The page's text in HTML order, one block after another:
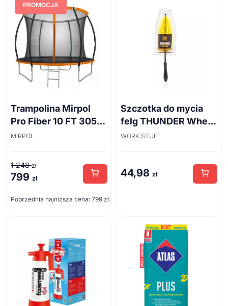
PROMOCJA
Trampolina Mirpol
Pro Fiber 10 FT 305
cm + siatka
MIRPOL
1 248zł
Pierwotna
wynosiła:
799 zł
Aktualna
wynosi:
Poprzednia najniższa cena: 799 zł.
Szczotka do mycia
felg THUNDER Wheel
Brush 45cm
WORK STUFF
44,98 zł